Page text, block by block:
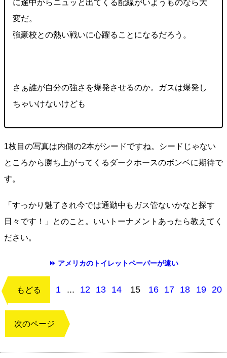
に途中からニュッと出てくる配線がいようものなら大
変だ。
強豪校との熱い戦いに心躍ることになるだろう。
さぁ誰が自分の強さを爆発させるのか。ガスは爆発し
ちゃいけないけども
1枚目の写真は内側の2本がシードですね。シードじゃない
ところから勝ち上がってくるダークホースのボンベに期待で
す。
「すっかり魅了され今では通勤中もガス管ないかなと探す
日々です！」とのこと。いいトーナメントあったら教えてく
ださい。
⏩ アメリカのトイレットペーパーが遠い
もどる 1 ... 12 13 14 15 16 17 18 19 20
次のページ